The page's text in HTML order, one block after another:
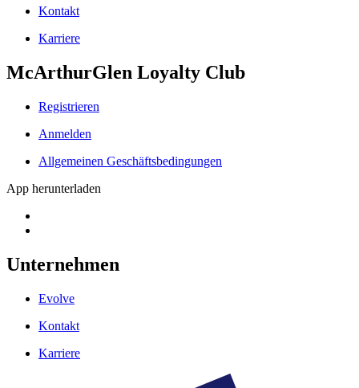
Kontakt
Karriere
McArthurGlen Loyalty Club
Registrieren
Anmelden
Allgemeinen Geschäftsbedingungen
App herunterladen
Unternehmen
Evolve
Kontakt
Karriere